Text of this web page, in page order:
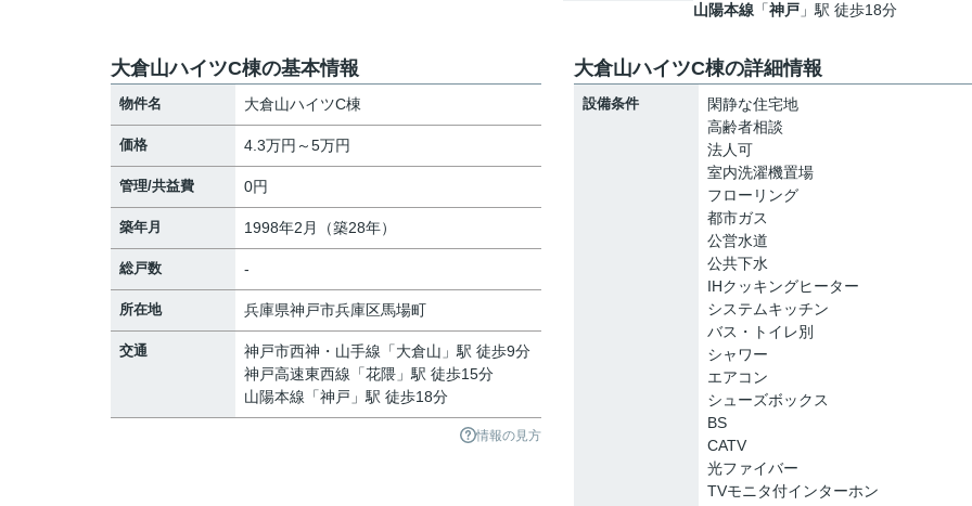
山陽本線 「神戸 」駅 徒歩18分
大倉山ハイツC棟の基本情報
物件名 大倉山ハイツC棟
価格 4.3万円～5万円
管理/共益費 0円
築年月 1998年2月（築28年）
総戸数 -
所在地 兵庫県神戸市兵庫区馬場町
交通 神戸市西神・山手線 「大倉山 」駅 徒歩9分
神戸高速東西線 「花隈 」駅 徒歩15分
山陽本線 「神戸 」駅 徒歩18分
情報の見方
大倉山ハイツC棟の詳細情報
設備条件
閑静な住宅地
高齢者相談
法人可
室内洗濯機置場
フローリング
都市ガス
公営水道
公共下水
IHクッキングヒーター
システムキッチン
バス・トイレ別
シャワー
エアコン
シューズボックス
BS
CATV
光ファイバー
TVモニタ付インターホン